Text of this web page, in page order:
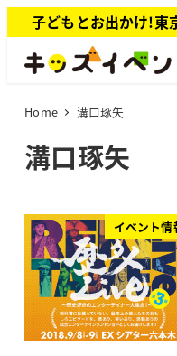
イ
子どもとお出かけ!東
Home 溝口琢矢
溝口琢矢
イベント情